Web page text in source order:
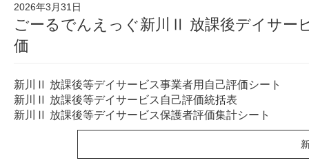
2026年3月31日
ごーるでんえっぐ新川Ⅱ 放課後デイサー
価
新川Ⅱ 放課後等デイサービス事業者用自己評価シート
新川Ⅱ 放課後等デイサービス自己評価統括表
新川Ⅱ 放課後等デイサービス保護者評価集計シート